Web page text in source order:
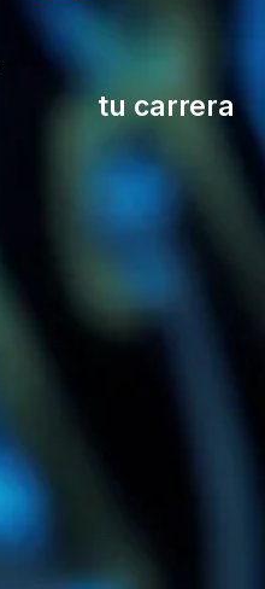
tu carrera